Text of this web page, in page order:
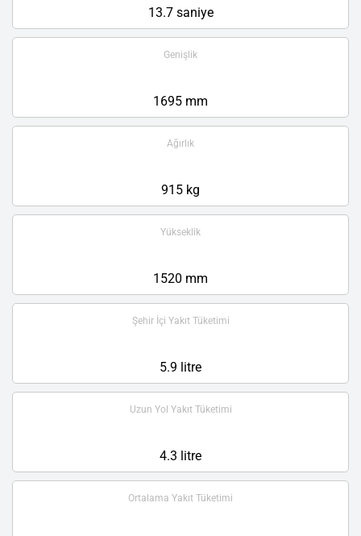
13.7 saniye
Genişlik
1695 mm
Ağırlık
915 kg
Yükseklik
1520 mm
Şehir İçi Yakıt Tüketimi
5.9 litre
Uzun Yol Yakıt Tüketimi
4.3 litre
Ortalama Yakıt Tüketimi